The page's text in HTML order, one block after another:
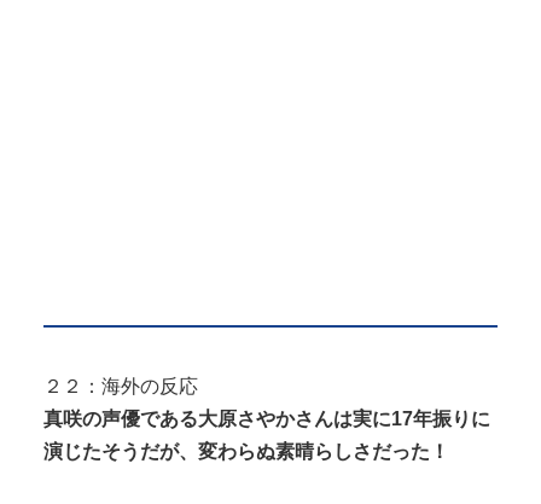
２２：海外の反応
真咲の声優である大原さやかさんは実に17年振りに
演じたそうだが、変わらぬ素晴らしさだった！